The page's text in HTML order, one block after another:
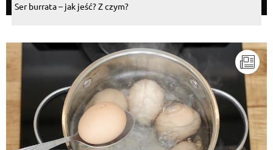
Ser burrata – jak jeść? Z czym?